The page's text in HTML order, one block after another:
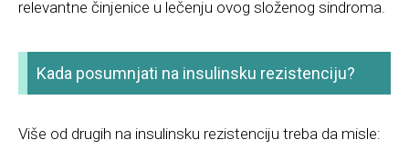
relevantne činjenice u lečenju ovog složenog sindroma.
Kada posumnjati na insulinsku rezistenciju?
Više od drugih na insulinsku rezistenciju treba da misle: